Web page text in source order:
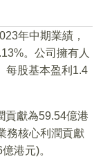
年中期業績，
。公司擁有人
每股基本盈利1.4
貢獻為59.54億港
務核心利潤貢獻
港元)。